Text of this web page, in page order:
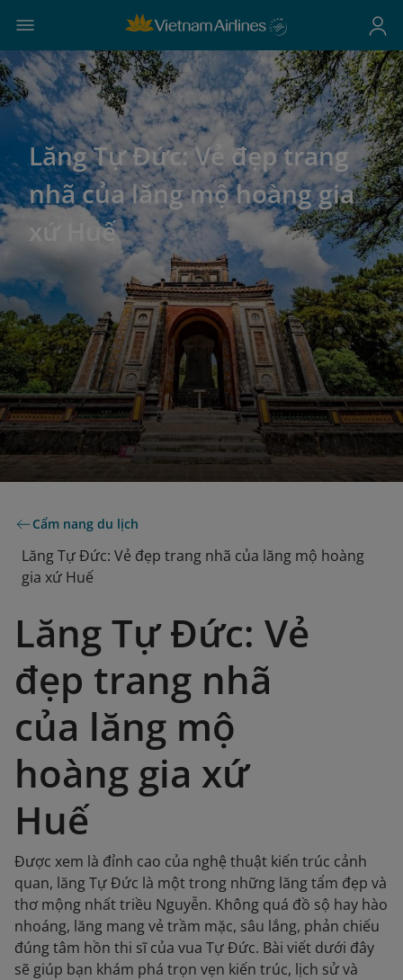
Lăng Tự Đức: Vẻ đẹp trang
nhã của lăng mộ hoàng gia
xứ Huế
Cẩm nang du lịch
Lăng Tự Đức: Vẻ đẹp trang nhã của lăng mộ hoàng
gia xứ Huế
Lăng Tự Đức: Vẻ
đẹp trang nhã
của lăng mộ
hoàng gia xứ
Huế
Được xem là đỉnh cao của nghệ thuật kiến trúc cảnh
quan, lăng Tự Đức là một trong những lăng tẩm đẹp và
thơ mộng nhất triều Nguyễn. Không quá đồ sộ hay hào
nhoáng, lăng mang vẻ trầm mặc, sâu lắng, phản chiếu
đúng tâm hồn thi sĩ của vua Tự Đức. Bài viết dưới đây
sẽ giúp bạn khám phá trọn vẹn kiến trúc, lịch sử và